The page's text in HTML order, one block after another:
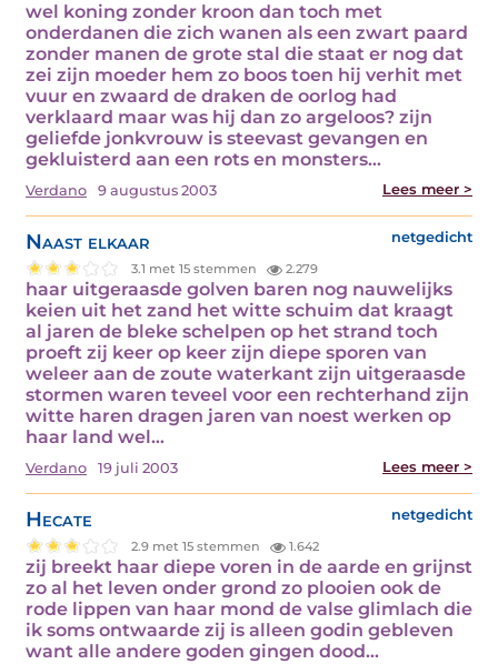
wel koning zonder kroon dan toch met
onderdanen die zich wanen als een zwart paard
zonder manen de grote stal die staat er nog dat
zei zijn moeder hem zo boos toen hij verhit met
vuur en zwaard de draken de oorlog had
verklaard maar was hij dan zo argeloos? zijn
geliefde jonkvrouw is steevast gevangen en
gekluisterd aan een rots en monsters…
Verdano 9 augustus 2003 Lees meer >
Naast elkaar netgedicht
3.1 met 15 stemmen 2.279
haar uitgeraasde golven baren nog nauwelijks
keien uit het zand het witte schuim dat kraagt
al jaren de bleke schelpen op het strand toch
proeft zij keer op keer zijn diepe sporen van
weleer aan de zoute waterkant zijn uitgeraasde
stormen waren teveel voor een rechterhand zijn
witte haren dragen jaren van noest werken op
haar land wel…
Verdano 19 juli 2003 Lees meer >
Hecate netgedicht
2.9 met 15 stemmen 1.642
zij breekt haar diepe voren in de aarde en grijnst
zo al het leven onder grond zo plooien ook de
rode lippen van haar mond de valse glimlach die
ik soms ontwaarde zij is alleen godin gebleven
want alle andere goden gingen dood…